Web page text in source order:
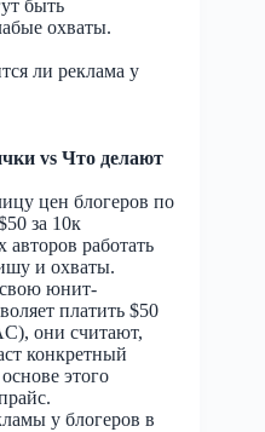
быть
охваты.
ли реклама у
vs Что делают
цен блогеров по
за 10к
авторов работать
и охваты.
юнит-
платить $50
они считают,
конкретный
этого
у блогеров в